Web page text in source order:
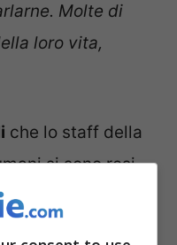
Molte di
loro vita,
che lo staff della
si sono resi
in merito a